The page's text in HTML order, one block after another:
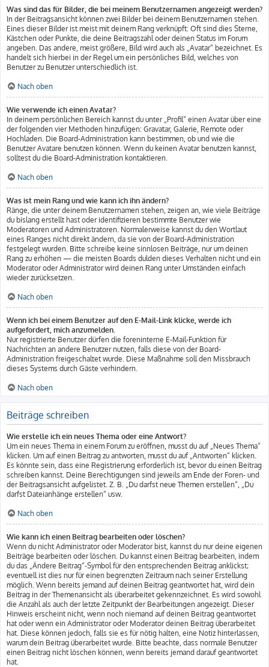
Was sind das für Bilder, die bei meinem Benutzernamen angezeigt werden?
In der Beitragsansicht können zwei Bilder bei deinem Benutzernamen stehen.
Eines dieser Bilder ist meist mit deinem Rang verknüpft: Oft sind dies Sterne,
Kästchen oder Punkte, die deine Beitragszahl oder deinen Status im Forum
angeben. Das andere, meist größere, Bild wird auch als „Avatar“ bezeichnet. Es
handelt sich hierbei in der Regel um ein persönliches Bild, welches von
Benutzer zu Benutzer unterschiedlich ist.
Nach oben
Wie verwende ich einen Avatar?
In deinem persönlichen Bereich kannst du unter „Profil“ einen Avatar über eine
der folgenden vier Methoden hinzufügen: Gravatar, Galerie, Remote oder
Hochladen. Die Board-Administration kann bestimmen, ob und wie die
Benutzer Avatare benutzen können. Wenn du keinen Avatar benutzen kannst,
solltest du die Board-Administration kontaktieren.
Nach oben
Was ist mein Rang und wie kann ich ihn ändern?
Ränge, die unter deinem Benutzernamen stehen, zeigen an, wie viele Beiträge
du bislang erstellt hast oder identifizieren bestimmte Benutzer wie
Moderatoren und Administratoren. Normalerweise kannst du den Wortlaut
eines Ranges nicht direkt ändern, da sie von der Board-Administration
festgelegt wurden. Bitte schreibe keine sinnlosen Beiträge, nur um deinen
Rang zu erhöhen — die meisten Boards dulden dieses Verhalten nicht und ein
Moderator oder Administrator wird deinen Rang unter Umständen einfach
wieder zurücksetzen.
Nach oben
Wenn ich bei einem Benutzer auf den E-Mail-Link klicke, werde ich
aufgefordert, mich anzumelden.
Nur registrierte Benutzer dürfen die foreninterne E-Mail-Funktion für
Nachrichten an andere Benutzer nutzen, falls diese von der Board-
Administration freigeschaltet wurde. Diese Maßnahme soll den Missbrauch
dieses Systems durch Gäste verhindern.
Nach oben
Beiträge schreiben
Wie erstelle ich ein neues Thema oder eine Antwort?
Um ein neues Thema in einem Forum zu eröffnen, musst du auf „Neues Thema“
klicken. Um auf einen Beitrag zu antworten, musst du auf „Antworten“ klicken.
Es könnte sein, dass eine Registrierung erforderlich ist, bevor du einen Beitrag
schreiben kannst. Deine Berechtigungen sind jeweils am Ende der Foren- und
der Beitragsansicht aufgelistet. Z. B. „Du darfst neue Themen erstellen“, „Du
darfst Dateianhänge erstellen“ usw.
Nach oben
Wie kann ich einen Beitrag bearbeiten oder löschen?
Wenn du nicht Administrator oder Moderator bist, kannst du nur deine eigenen
Beiträge bearbeiten oder löschen. Du kannst einen Beitrag bearbeiten, indem
du das „Ändere Beitrag“-Symbol für den entsprechenden Beitrag anklickst;
eventuell ist dies nur für einen begrenzten Zeitraum nach seiner Erstellung
möglich. Wenn bereits jemand auf deinen Beitrag geantwortet hat, wird dein
Beitrag in der Themenansicht als überarbeitet gekennzeichnet. Es wird sowohl
die Anzahl als auch der letzte Zeitpunkt der Bearbeitungen angezeigt. Dieser
Hinweis erscheint nicht, wenn noch niemand auf deinen Beitrag geantwortet
hat oder wenn ein Administrator oder Moderator deinen Beitrag überarbeitet
hat. Diese können jedoch, falls sie es für nötig halten, eine Notiz hinterlassen,
warum dein Beitrag überarbeitet wurde. Bitte beachte, dass normale Benutzer
einen Beitrag nicht löschen können, wenn bereits jemand darauf geantwortet
hat.